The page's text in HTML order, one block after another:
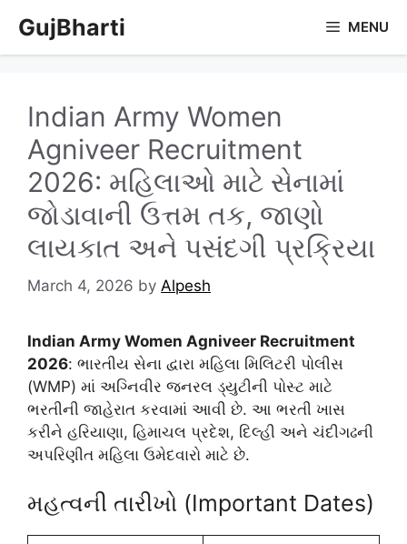
content
GujBharti MENU
Indian Army Women
Agniveer Recruitment
2026: મહિલાઓ માટે સેનામાં
જોડાવાની ઉત્તમ તક, જાણો
લાયકાત અને પસંદગી પ્રક્રિયા
March 4, 2026 by Alpesh
Indian Army Women Agniveer Recruitment
2026: ભારતીય સેના દ્વારા મહિલા મિલિટરી પોલીસ
(WMP) માં અગ્નિવીર જનરલ ડ્યુટીની પોસ્ટ માટે
ભરતીની જાહેરાત કરવામાં આવી છે. આ ભરતી ખાસ
કરીને હરિયાણા, હિમાચલ પ્રદેશ, દિલ્હી અને ચંદીગઢની
અપરિણીત મહિલા ઉમેદવારો માટે છે.
મહત્વની તારીખો (Important Dates)